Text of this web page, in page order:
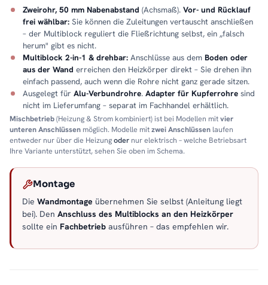
Zweirohr, 50 mm Nabenabstand (Achsmaß). Vor- und Rücklauf
frei wählbar: Sie können die Zuleitungen vertauscht anschließen
– der Multiblock reguliert die Fließrichtung selbst, ein „falsch
herum" gibt es nicht.
Multiblock 2-in-1 & drehbar: Anschlüsse aus dem Boden oder
aus der Wand erreichen den Heizkörper direkt – Sie drehen ihn
einfach passend, auch wenn die Rohre nicht ganz gerade sitzen.
Ausgelegt für Alu-Verbundrohre. Adapter für Kupferrohre sind
nicht im Lieferumfang – separat im Fachhandel erhältlich.
Mischbetrieb(Heizung & Strom kombiniert) ist bei Modellen mitvier
unteren Anschlüssen möglich. Modelle mitzwei Anschlüssen laufen
entweder nur über die Heizungoder nur elektrisch – welche Betriebsart
Ihre Variante unterstützt, sehen Sie oben im Schema.
Montage
Die Wandmontage übernehmen Sie selbst (Anleitung liegt
bei). Den Anschluss des Multiblocks an den Heizkörper
sollte ein Fachbetrieb ausführen – das empfehlen wir.